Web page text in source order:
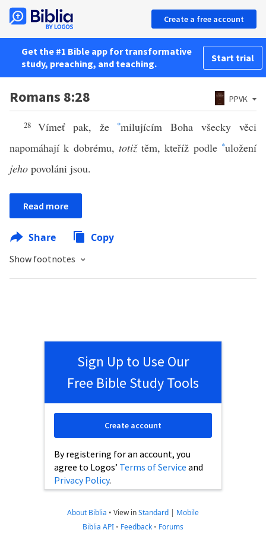
Create a free account
Get the #1 Bible app for transformative
study, preaching, and teaching.
Start trial
Romans 8:28 PPVK
28 Vímeť pak, že *milujícím Boha všecky věci
napomáhají k dobrému, totižtěm, kteříž podle *uložení
jeho povoláni jsou.
Read more
Share Copy
Show footnotes
Sign Up to Use Our
Free Bible Study Tools
By registering for an account, you
agree to Logos’ Terms of Service and
Privacy Policy.
Create account
About Biblia • View inStandard | Mobile
Biblia API • Feedback • Forums